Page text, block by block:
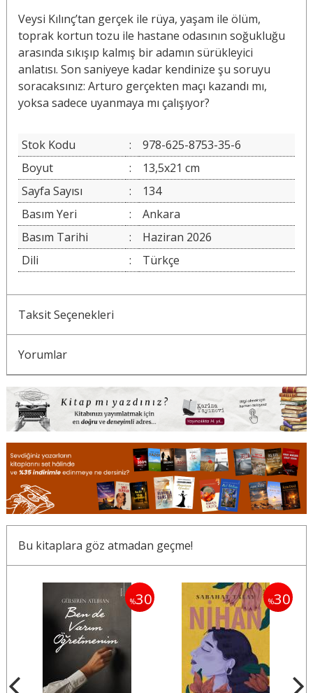
Veysi Kılınç’tan gerçek ile rüya, yaşam ile ölüm,
toprak kortun tozu ile hastane odasının soğukluğu
arasında sıkışıp kalmış bir adamın sürükleyici
anlatısı. Son saniyeye kadar kendinize şu soruyu
soracaksınız: Arturo gerçekten maçı kazandı mı,
yoksa sadece uyanmaya mı çalışıyor?
Stok Kodu :
978-625-8753-35-6
Boyut
:
13,5x21 cm
Sayfa Sayısı
:
134
Basım Yeri
:
Ankara
Basım Tarihi
:
Haziran 2026
Dili
: Türkçe
Taksit Seçenekleri
Yorumlar
Bu kitaplara göz atmadan geçme!
%30 %30